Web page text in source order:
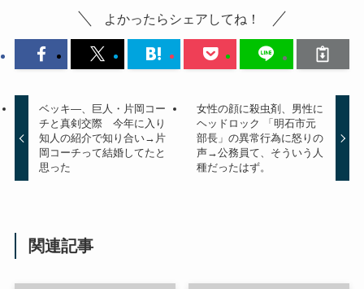
よかったらシェアしてね！
ベッキ―、巨人・片岡コー
チと真剣交際 今年に入り
知人の紹介で知り合い→片
岡コーチって結婚してたと
思った
女性の顔に殺虫剤、男性に
ヘッドロック 「明石市元
部長」の異常行為に怒りの
声→公務員て、そういう人
種だったはず。
関連記事